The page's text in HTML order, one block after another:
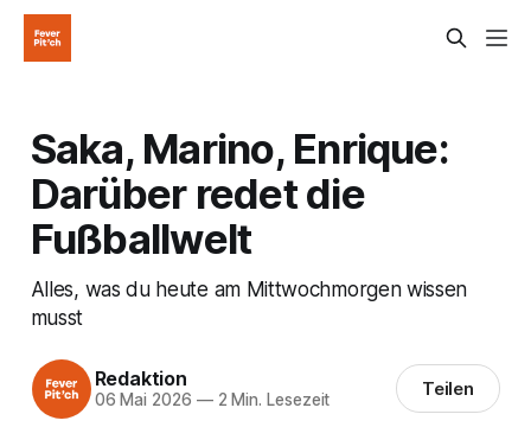
Saka, Marino, Enrique:
Darüber redet die
Fußballwelt
Alles, was du heute am Mittwochmorgen wissen
musst
Redaktion
06 Mai 2026 —2 Min. Lesezeit Teilen